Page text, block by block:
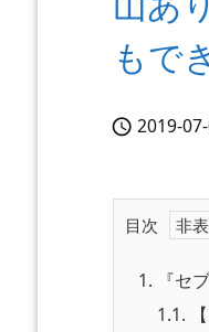
もで
 2019-
目次
1. 『セ
1.1.